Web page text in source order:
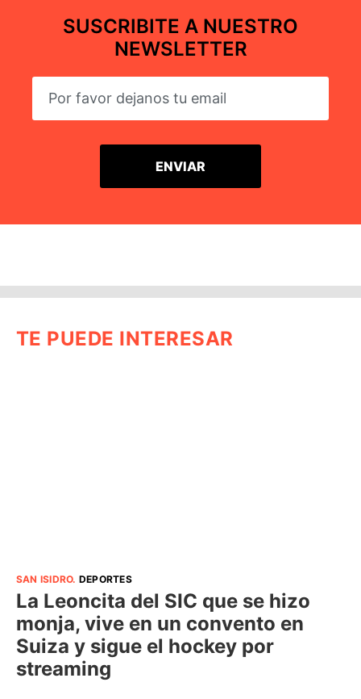
SUSCRIBITE A NUESTRO
NEWSLETTER
TE PUEDE INTERESAR
SAN ISIDRO. DEPORTES
La Leoncita del SIC que se hizo
monja, vive en un convento en
Suiza y sigue el hockey por
streaming